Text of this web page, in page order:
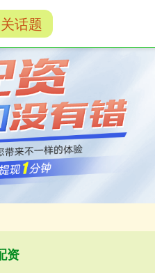
配资 炒股配资开户
资
话题